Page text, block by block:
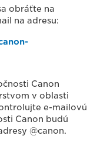
obráťte na
na adresu:
Canon
v oblasti
e-mailovú
Canon budú
@canon.